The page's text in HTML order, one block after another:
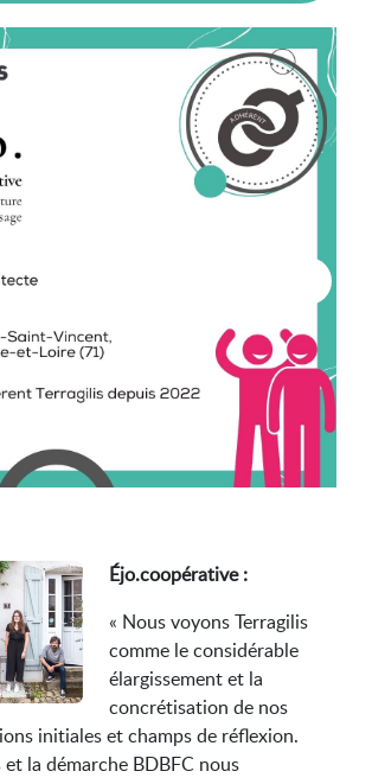
Éjo.coopérative :
« Nous voyons Terragilis
comme le considérable
élargissement et la
concrétisation de nos
initiales et champs de réflexion.
et la démarche BDBFC nous